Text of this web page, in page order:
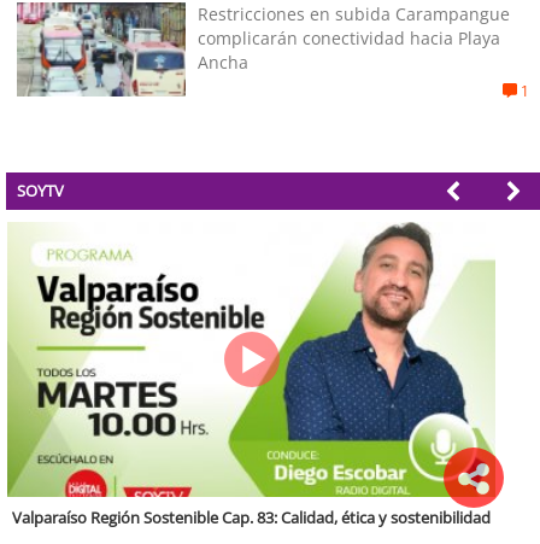
Restricciones en subida Carampangue
complicarán conectividad hacia Playa
Ancha
1
SOYTV